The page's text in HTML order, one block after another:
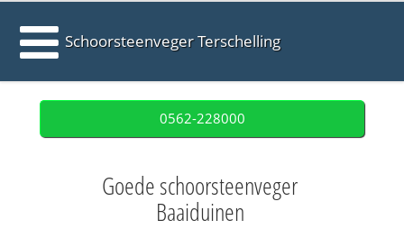
Schoorsteenveger Terschelling
0562-228000
Goede schoorsteenveger
Baaiduinen